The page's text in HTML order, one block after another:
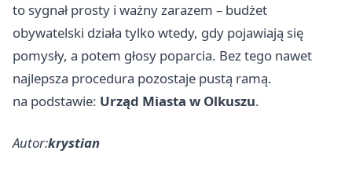
to sygnał prosty i ważny zarazem – budżet
obywatelski działa tylko wtedy, gdy pojawiają się
pomysły, a potem głosy poparcia. Bez tego nawet
najlepsza procedura pozostaje pustą ramą.
na podstawie: Urząd Miasta w Olkuszu.
Autor:krystian